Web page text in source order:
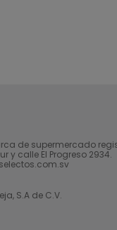
de supermercado
y calle El Progreso 2934.
S.A de C.V.